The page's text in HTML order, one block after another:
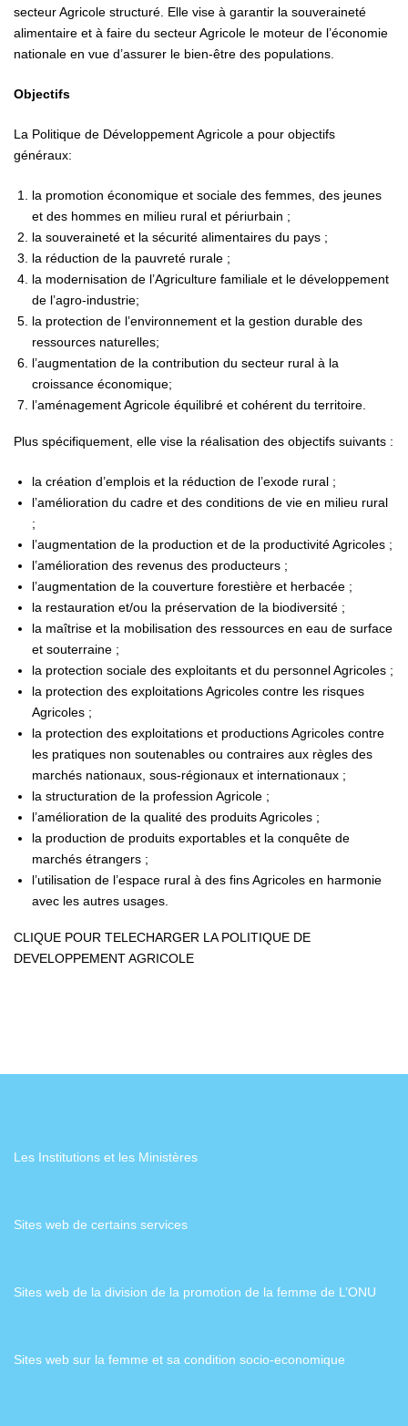
secteur Agricole structuré. Elle vise à garantir la souveraineté
alimentaire et à faire du secteur Agricole le moteur de l’économie
nationale en vue d’assurer le bien-être des populations.
Objectifs
La Politique de Développement Agricole a pour objectifs
généraux:
la promotion économique et sociale des femmes, des jeunes
et des hommes en milieu rural et périurbain ;
la souveraineté et la sécurité alimentaires du pays ;
la réduction de la pauvreté rurale ;
la modernisation de l’Agriculture familiale et le développement
de l’agro-industrie;
la protection de l’environnement et la gestion durable des
ressources naturelles;
l’augmentation de la contribution du secteur rural à la
croissance économique;
l’aménagement Agricole équilibré et cohérent du territoire.
Plus spécifiquement, elle vise la réalisation des objectifs suivants :
la création d’emplois et la réduction de l’exode rural ;
l’amélioration du cadre et des conditions de vie en milieu rural
;
l’augmentation de la production et de la productivité Agricoles ;
l’amélioration des revenus des producteurs ;
l’augmentation de la couverture forestière et herbacée ;
la restauration et/ou la préservation de la biodiversité ;
la maîtrise et la mobilisation des ressources en eau de surface
et souterraine ;
la protection sociale des exploitants et du personnel Agricoles ;
la protection des exploitations Agricoles contre les risques
Agricoles ;
la protection des exploitations et productions Agricoles contre
les pratiques non soutenables ou contraires aux règles des
marchés nationaux, sous-régionaux et internationaux ;
la structuration de la profession Agricole ;
l’amélioration de la qualité des produits Agricoles ;
la production de produits exportables et la conquête de
marchés étrangers ;
l’utilisation de l’espace rural à des fins Agricoles en harmonie
avec les autres usages.
CLIQUE POUR TELECHARGER LA POLITIQUE DE
DEVELOPPEMENT AGRICOLE
Les Institutions et les Ministères
Sites web de certains services
Sites web de la division de la promotion de la femme de L’ONU
Sites web sur la femme et sa condition socio-economique